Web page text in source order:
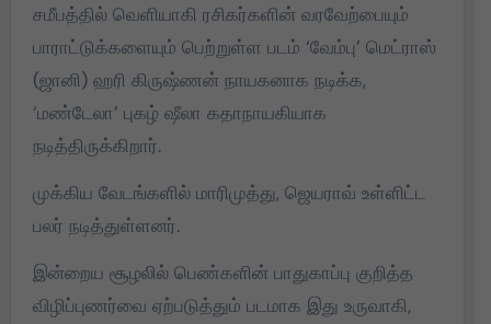
சமீபத்தில் வெளியாகி ரசிகர்களின் வரவேற்பையும்
பாராட்டுக்களையும் பெற்றுள்ள படம் ‘வேம்பு’ மெட்ராஸ்
(ஜானி) ஹரி கிருஷ்ணன் நாயகனாக நடிக்க,
‘மண்டேலா’ புகழ் ஷீலா கதாநாயகியாக
நடித்திருக்கிறார்.
முக்கிய வேடங்களில் மாரிமுத்து, ஜெயராவ் உள்ளிட்ட
பலர் நடித்துள்ளனர்.
இன்றைய சூழலில் பெண்களின் பாதுகாப்பு குறித்த
விழிப்புணர்வை ஏற்படுத்தும் படமாக இது உருவாகி,